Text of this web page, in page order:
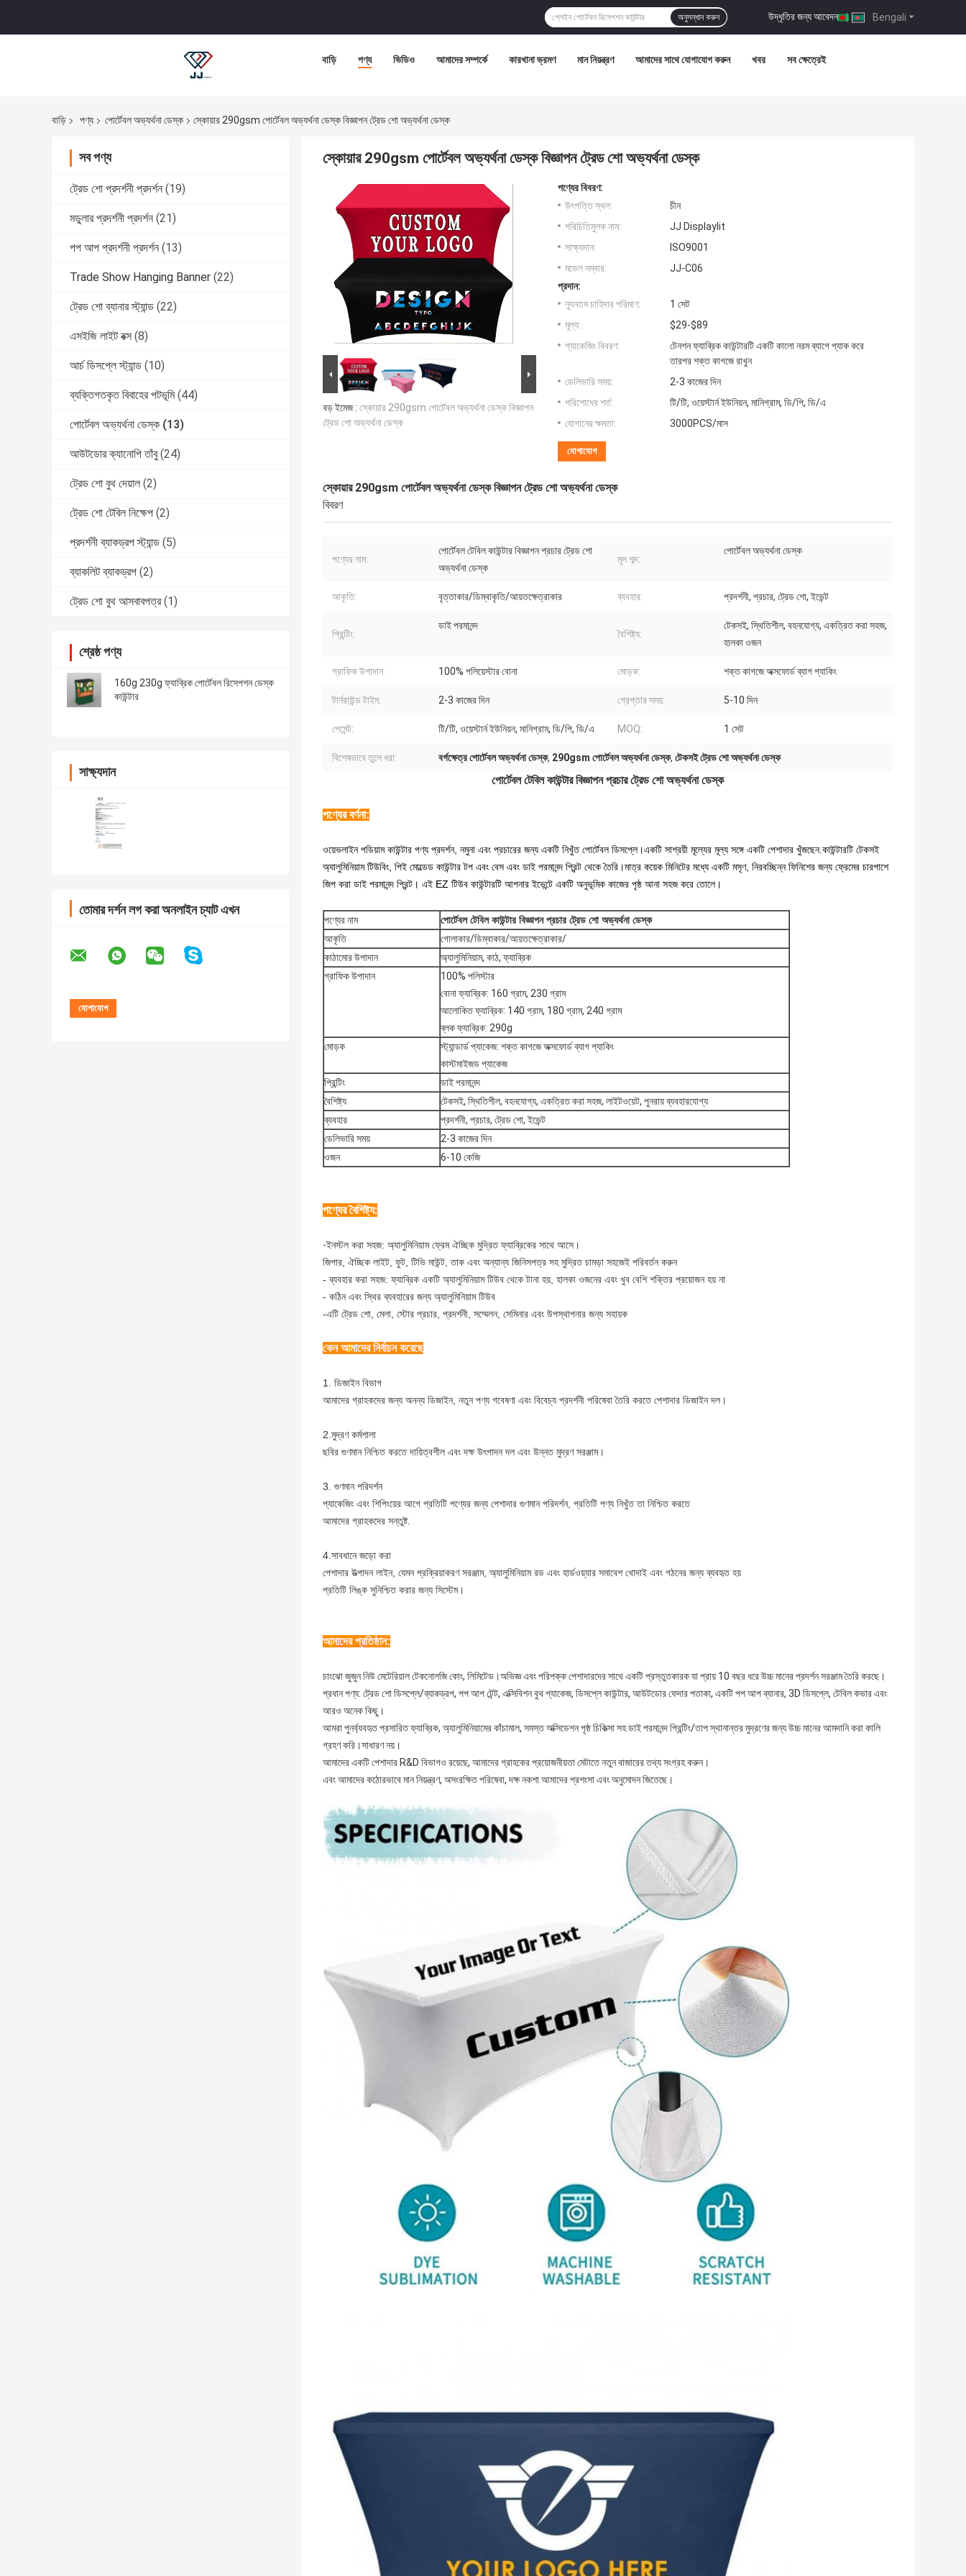
Bengali
উদ্ধৃতির জন্য আবেদন |
অনুসন্ধান করুন
বাড়ি পণ্য ভিডিও আমাদের সম্পর্কে কারখানা ভ্রমণ মান নিয়ন্ত্রণ আমাদের সাথে যোগাযোগ করুন খবর সব ক্ষেত্রেই
বাড়ি পণ্য পোর্টেবল অভ্যর্থনা ডেস্ক স্কোয়ার 290gsm পোর্টেবল অভ্যর্থনা ডেস্ক বিজ্ঞাপন ট্রেড শো অভ্যর্থনা ডেস্ক
সব পণ্য
ট্রেড শো প্রদর্শনী প্রদর্শন (19)
মডুলার প্রদর্শনী প্রদর্শন (21)
পপ আপ প্রদর্শনী প্রদর্শন (13)
Trade Show Hanging Banner (22)
ট্রেড শো ব্যানার স্ট্যান্ড (22)
এসইজি লাইট বক্স (8)
আর্চ ডিসপ্লে স্ট্যান্ড (10)
ব্যক্তিগতকৃত বিবাহের পটভূমি (44)
পোর্টেবল অভ্যর্থনা ডেস্ক (13)
আউটডোর ক্যানোপি তাঁবু (24)
ট্রেড শো বুথ দেয়াল (2)
ট্রেড শো টেবিল নিক্ষেপ (2)
প্রদর্শনী ব্যাকড্রপ স্ট্যান্ড (5)
ব্যাকলিট ব্যাকড্রপ (2)
ট্রেড শো বুথ আসবাবপত্র (1)
শ্রেষ্ঠ পণ্য
160g 230g ফ্যাব্রিক পোর্টেবল রিসেপশন ডেস্ক
কাউন্টার
সাক্ষ্যদান
তোমার দর্শন লগ করা অনলাইন চ্যাট এখন
স্কোয়ার 290gsm পোর্টেবল অভ্যর্থনা ডেস্ক বিজ্ঞাপন ট্রেড শো অভ্যর্থনা ডেস্ক
বড় ইমেজ : স্কোয়ার 290gsm পোর্টেবল অভ্যর্থনা ডেস্ক বিজ্ঞাপন
ট্রেড শো অভ্যর্থনা ডেস্ক
পণ্যের বিবরণ:
উৎপত্তি স্থল:
চীন
পরিচিতিমুলক নাম:
JJ Displaylit
সাক্ষ্যদান:
ISO9001
মডেল নম্বার:
JJ-C06
প্রদান:
ন্যূনতম চাহিদার পরিমাণ:
1 সেট
মূল্য:
$29-$89
প্যাকেজিং বিবরণ:
টেনশন ফ্যাব্রিক কাউন্টারটি একটি কালো নরম ব্যাগে প্যাক করে
তারপর শক্ত কাগজে রাখুন
ডেলিভারি সময়:
2-3 কাজের দিন
পরিশোধের শর্ত:
টি/টি, ওয়েস্টার্ন ইউনিয়ন, মানিগ্রাম, ডি/পি, ডি/এ
যোগানের ক্ষমতা:
3000PCS/মাস
যোগাযোগ
স্কোয়ার 290gsm পোর্টেবল অভ্যর্থনা ডেস্ক বিজ্ঞাপন ট্রেড শো অভ্যর্থনা ডেস্ক
বিবরণ
পণ্যের নাম:
পোর্টেবল টেবিল কাউন্টার বিজ্ঞাপন প্রচার ট্রেড শো
অভ্যর্থনা ডেস্ক
মূল শব্দ:
পোর্টেবল অভ্যর্থনা ডেস্ক
আকৃতি: বৃত্তাকার/ডিম্বাকৃতি/আয়তক্ষেত্রাকার ব্যবহার: প্রদর্শনী, প্রচার, ট্রেড শো, ইভেন্ট
প্রিন্টিং:
ডাই পরমানন্দ
বৈশিষ্ট্য:
টেকসই, স্থিতিশীল, বহনযোগ্য, একত্রিত করা সহজ,
হালকা ওজন
গ্রাফিক উপাদান: 100% পলিয়েস্টার বোনা মোড়ক: শক্ত কাগজে অক্সফোর্ড ব্যাগ প্যাকিং
টার্নরাউন্ড টাইম: 2-3 কাজের দিন গ্রেপ্তার সময়: 5-10 দিন
পেমেন্ট: টি/টি, ওয়েস্টার্ন ইউনিয়ন, মানিগ্রাম, ডি/পি, ডি/এ MOQ: 1 সেট
বিশেষভাবে তুলে ধরা: বর্গক্ষেত্র পোর্টেবল অভ্যর্থনা ডেস্ক, 290gsm পোর্টেবল অভ্যর্থনা ডেস্ক, টেকসই ট্রেড শো অভ্যর্থনা ডেস্ক
পোর্টেবল টেবিল কাউন্টার বিজ্ঞাপন প্রচার ট্রেড শো অভ্যর্থনা ডেস্ক
পণ্যের বর্ণনা:
ওয়েভলাইন পডিয়াম কাউন্টার পণ্য প্রদর্শন, নমুনা এবং প্রচারের জন্য একটি নিখুঁত পোর্টেবল ডিসপ্লে।একটি সাশ্রয়ী মূল্যের মূল্য সঙ্গে একটি পেশাদার খুঁজছেন.কাউন্টারটি টেকসই
অ্যালুমিনিয়াম টিউবিং, পিই মোল্ডেড কাউন্টার টপ এবং বেস এবং ডাই পরমানন্দ প্রিন্ট থেকে তৈরি।মাত্র কয়েক মিনিটের মধ্যে একটি মসৃণ, নিরবচ্ছিন্ন ফিনিশের জন্য ফ্রেমের চারপাশে
জিপ করা ডাই পরমানন্দ প্রিন্ট। এই EZ টিউব কাউন্টারটি আপনার ইভেন্টে একটি অনুভূমিক কাজের পৃষ্ঠ আনা সহজ করে তোলে।
পণ্যের নাম
পোর্টেবল টেবিল কাউন্টার বিজ্ঞাপন প্রচার ট্রেড শো অভ্যর্থনা ডেস্ক
আকৃতি
গোলাকার/ডিম্বাকার/আয়তক্ষেত্রাকার/
কাঠামোর উপাদান
অ্যালুমিনিয়াম, কাঠ, ফ্যাব্রিক
গ্রাফিক উপাদান
100% পলিস্টার
বোনা ফ্যাব্রিক: 160 গ্রাম, 230 গ্রাম
আলোকিত ফ্যাব্রিক: 140 গ্রাম, 180 গ্রাম, 240 গ্রাম
ব্লক ফ্যাব্রিক: 290g
মোড়ক
স্ট্যান্ডার্ড প্যাকেজ: শক্ত কাগজে অক্সফোর্ড ব্যাগ প্যাকিং
কাস্টমাইজড প্যাকেজ
প্রিন্টিং
ডাই পরমানন্দ
বৈশিষ্ট্য
টেকসই, স্থিতিশীল, বহনযোগ্য, একত্রিত করা সহজ, লাইটওয়েট, পুনরায় ব্যবহারযোগ্য
ব্যবহার
প্রদর্শনী, প্রচার, ট্রেড শো, ইভেন্ট
ডেলিভারি সময়
2-3 কাজের দিন
ওজন
6-10 কেজি
পণ্যের বৈশিষ্ট্য:
-ইনস্টল করা সহজ: অ্যালুমিনিয়াম ফ্রেম ঐচ্ছিক মুদ্রিত ফ্যাব্রিকের সাথে আসে।
জিপার, ঐচ্ছিক লাইট, ফুট, টিভি মাউন্ট, তাক এবং অন্যান্য জিনিসপত্র সহ মুদ্রিত চামড়া সহজেই পরিবর্তন করুন
- ব্যবহার করা সহজ: ফ্যাব্রিক একটি অ্যালুমিনিয়াম টিউব থেকে টানা হয়, হালকা ওজনের এবং খুব বেশি শক্তির প্রয়োজন হয় না
- কঠিন এবং স্থির ব্যবহারের জন্য অ্যালুমিনিয়াম টিউব
-এটি ট্রেড শো, মেলা, স্টোর প্রচার, প্রদর্শনী, সম্মেলন, সেমিনার এবং উপস্থাপনার জন্য সহায়ক
কেন আমাদের নির্বাচন করেছে
1. ডিজাইন বিভাগ
আমাদের গ্রাহকদের জন্য অনন্য ডিজাইন, নতুন পণ্য গবেষণা এবং বিবেচ্য প্রদর্শনী পরিষেবা তৈরি করতে পেশাদার ডিজাইন দল।
2.মুদ্রণ কর্মশালা
ছবির গুণমান নিশ্চিত করতে দায়িত্বশীল এবং দক্ষ উৎপাদন দল এবং উন্নত মুদ্রণ সরঞ্জাম।
3. গুণমান পরিদর্শন
প্যাকেজিং এবং শিপিংয়ের আগে প্রতিটি পণ্যের জন্য পেশাদার গুণমান পরিদর্শন, প্রতিটি পণ্য নিখুঁত তা নিশ্চিত করতে
আমাদের গ্রাহকদের সন্তুষ্ট.
4.সাবধানে জড়ো করা
পেশাদার উত্পাদন লাইন, যেমন প্রক্রিয়াকরণ সরঞ্জাম, অ্যালুমিনিয়াম রড এবং হার্ডওয়্যার সমাবেশ খোদাই এবং গঠনের জন্য ব্যবহৃত হয়
প্রতিটি লিঙ্ক সুনিশ্চিত করার জন্য সিস্টেম।
আমাদের প্রতিষ্ঠান:
চাংঝো জুজুন নিউ মেটেরিয়াল টেকনোলজি কোং, লিমিটেড।অভিজ্ঞ এবং পরিপক্ক পেশাদারদের সাথে একটি প্রস্তুতকারক যা প্রায় 10 বছর ধরে উচ্চ মানের প্রদর্শন সরঞ্জাম তৈরি করছে।
প্রধান পণ্য: ট্রেড শো ডিসপ্লে/ব্যাকড্রপ, পপ আপ টেন্ট, এক্সিবিশন বুথ প্যাকেজ, ডিসপ্লে কাউন্টার, আউটডোর ফেদার পতাকা, একটি পপ আপ ব্যানার, 3D ডিসপ্লে, টেবিল কভার এবং
আরও অনেক কিছু।
আমরা পুনর্ব্যবহৃত প্রসারিত ফ্যাব্রিক, অ্যালুমিনিয়ামের কাঁচামাল, সমস্ত অক্সিডেশন পৃষ্ঠ চিকিত্সা সহ ডাই পরমানন্দ প্রিন্টিং/তাপ স্থানান্তর মুদ্রণের জন্য উচ্চ মানের আমদানি করা কালি
গ্রহণ করি।সাধারণ নয়।
আমাদের একটি পেশাদার R&D বিভাগও রয়েছে, আমাদের গ্রাহকের প্রয়োজনীয়তা মেটাতে নতুন বাজারের তথ্য সংগ্রহ করুন।
এবং আমাদের কঠোরভাবে মান নিয়ন্ত্রণ, অসংরক্ষিত পরিষেবা, দক্ষ নকশা আমাদের প্রশংসা এবং অনুমোদন জিতেছে।